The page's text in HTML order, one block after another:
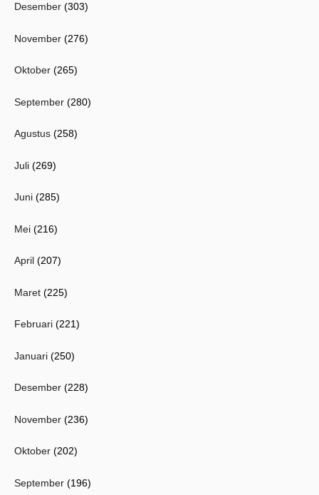
Desember (303)
November (276)
Oktober (265)
September (280)
Agustus (258)
Juli (269)
Juni (285)
Mei (216)
April (207)
Maret (225)
Februari (221)
Januari (250)
Desember (228)
November (236)
Oktober (202)
September (196)